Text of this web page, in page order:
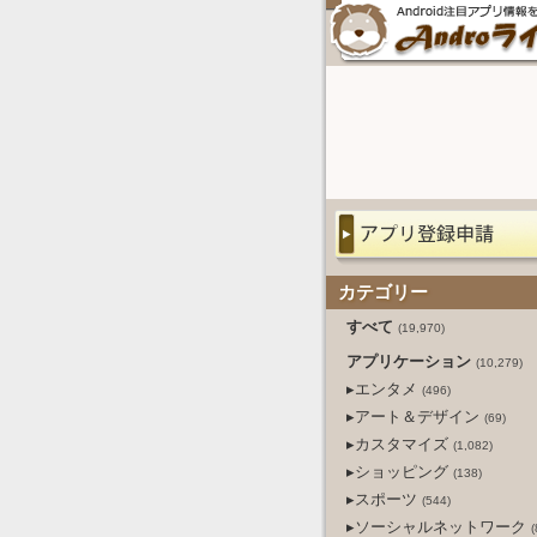
カテゴリー
すべて (19,970)
アプリケーション (10,279)
▸エンタメ (496)
▸アート＆デザイン (69)
▸カスタマイズ (1,082)
▸ショッピング (138)
▸スポーツ (544)
▸ソーシャルネットワーク